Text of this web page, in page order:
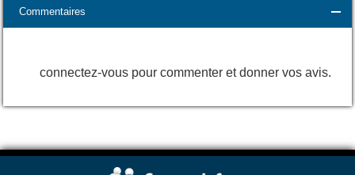
Commentaires
connectez-vous pour commenter et donner vos avis.